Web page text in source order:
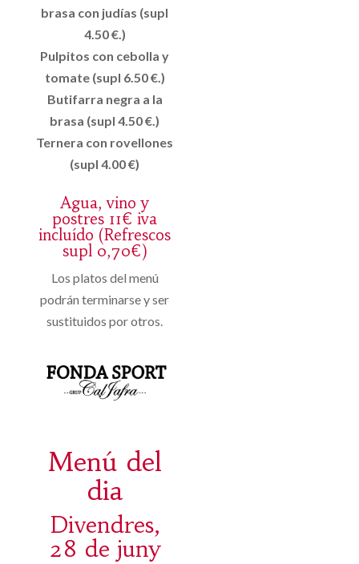
brasa con judías (supl
4.50 €.)
Pulpitos con cebolla y
tomate (supl 6.50 €.)
Butifarra negra a la
brasa (supl 4.50 €.)
Ternera con rovellones
(supl 4.00 €)
Agua, vino y
postres 11€ iva
incluído (Refrescos
supl 0,70€)
Los platos del menú
podrán terminarse y ser
sustituidos por otros.
Menú del
dia
Divendres,
28 de juny